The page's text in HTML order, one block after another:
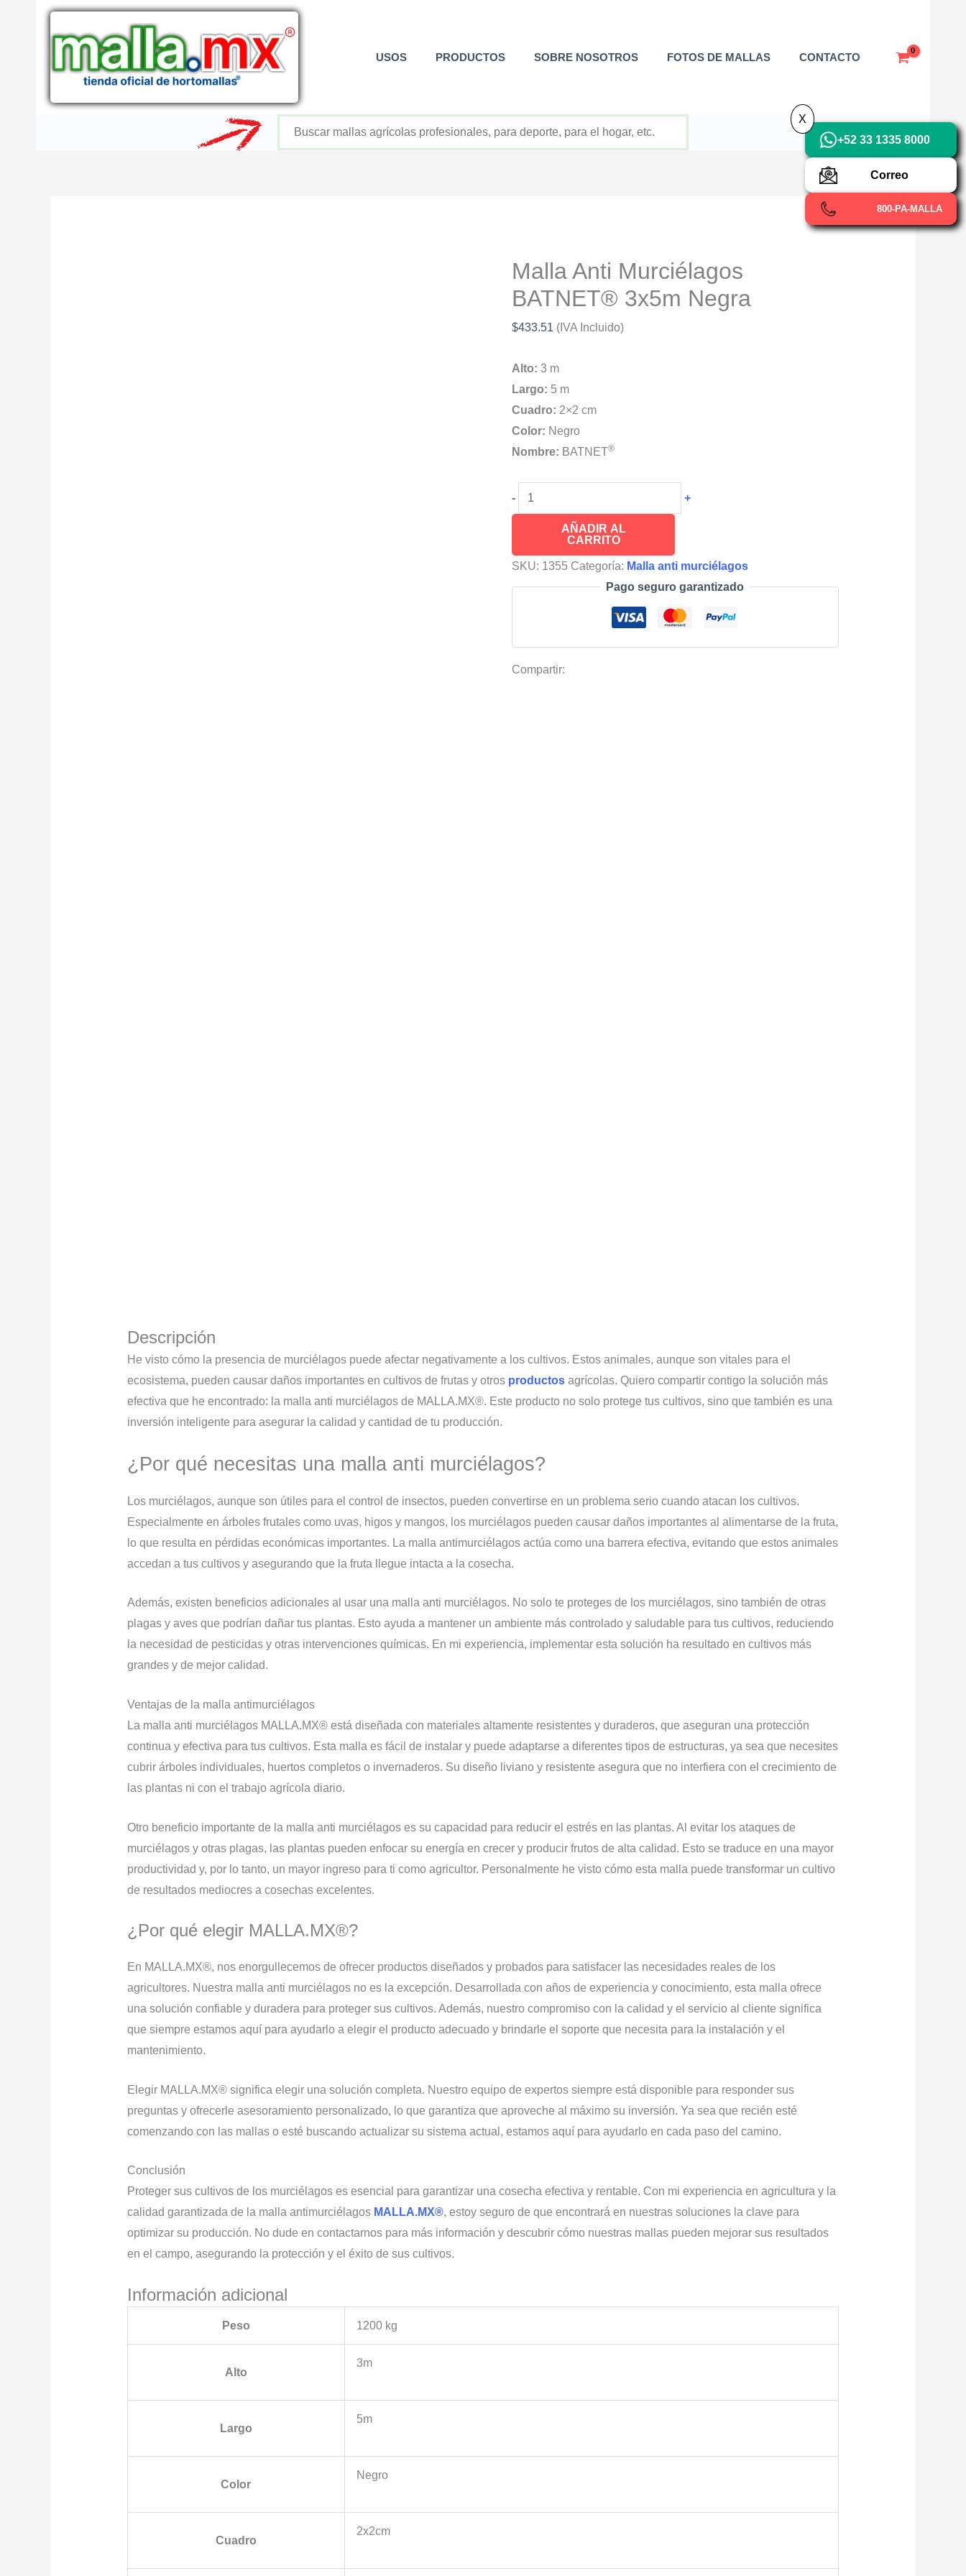
contenido
USOS PRODUCTOS SOBRE NOSOTROS FOTOS DE MALLAS CONTACTO
Malla Anti Murciélagos
BATNET® 3x5m Negra
$433.51 (IVA Incluido)
Alto: 3 m
Largo: 5 m
Cuadro: 2×2 cm
Color: Negro
Nombre: BATNET®
-
Malla
Anti
Murciélagos
BATNET®
+
AÑADIR AL
CARRITO
SKU: 1355 Categoría: Malla anti murciélagos
Pago seguro garantizado
Compartir:
Descripción
He visto cómo la presencia de murciélagos puede afectar negativamente a los cultivos. Estos animales, aunque son vitales para el
ecosistema, pueden causar daños importantes en cultivos de frutas y otros productosagrícolas. Quiero compartir contigo la solución más
efectiva que he encontrado: la malla anti murciélagos de MALLA.MX®. Este producto no solo protege tus cultivos, sino que también es una
inversión inteligente para asegurar la calidad y cantidad de tu producción.
¿Por qué necesitas una malla anti murciélagos?
Los murciélagos, aunque son útiles para el control de insectos, pueden convertirse en un problema serio cuando atacan los cultivos.
Especialmente en árboles frutales como uvas, higos y mangos, los murciélagos pueden causar daños importantes al alimentarse de la fruta,
lo que resulta en pérdidas económicas importantes. La malla antimurciélagos actúa como una barrera efectiva, evitando que estos animales
accedan a tus cultivos y asegurando que la fruta llegue intacta a la cosecha.
Además, existen beneficios adicionales al usar una malla anti murciélagos. No solo te proteges de los murciélagos, sino también de otras
plagas y aves que podrían dañar tus plantas. Esto ayuda a mantener un ambiente más controlado y saludable para tus cultivos, reduciendo
la necesidad de pesticidas y otras intervenciones químicas. En mi experiencia, implementar esta solución ha resultado en cultivos más
grandes y de mejor calidad.
Ventajas de la malla antimurciélagos
La malla anti murciélagos MALLA.MX® está diseñada con materiales altamente resistentes y duraderos, que aseguran una protección
continua y efectiva para tus cultivos. Esta malla es fácil de instalar y puede adaptarse a diferentes tipos de estructuras, ya sea que necesites
cubrir árboles individuales, huertos completos o invernaderos. Su diseño liviano y resistente asegura que no interfiera con el crecimiento de
las plantas ni con el trabajo agrícola diario.
Otro beneficio importante de la malla anti murciélagos es su capacidad para reducir el estrés en las plantas. Al evitar los ataques de
murciélagos y otras plagas, las plantas pueden enfocar su energía en crecer y producir frutos de alta calidad. Esto se traduce en una mayor
productividad y, por lo tanto, un mayor ingreso para ti como agricultor. Personalmente he visto cómo esta malla puede transformar un cultivo
de resultados mediocres a cosechas excelentes.
¿Por qué elegir MALLA.MX®?
En MALLA.MX®, nos enorgullecemos de ofrecer productos diseñados y probados para satisfacer las necesidades reales de los
agricultores. Nuestra malla anti murciélagos no es la excepción. Desarrollada con años de experiencia y conocimiento, esta malla ofrece
una solución confiable y duradera para proteger sus cultivos. Además, nuestro compromiso con la calidad y el servicio al cliente significa
que siempre estamos aquí para ayudarlo a elegir el producto adecuado y brindarle el soporte que necesita para la instalación y el
mantenimiento.
Elegir MALLA.MX® significa elegir una solución completa. Nuestro equipo de expertos siempre está disponible para responder sus
preguntas y ofrecerle asesoramiento personalizado, lo que garantiza que aproveche al máximo su inversión. Ya sea que recién esté
comenzando con las mallas o esté buscando actualizar su sistema actual, estamos aquí para ayudarlo en cada paso del camino.
Conclusión
Proteger sus cultivos de los murciélagos es esencial para garantizar una cosecha efectiva y rentable. Con mi experiencia en agricultura y la
calidad garantizada de la malla antimurciélagos MALLA.MX®, estoy seguro de que encontrará en nuestras soluciones la clave para
optimizar su producción. No dude en contactarnos para más información y descubrir cómo nuestras mallas pueden mejorar sus resultados
en el campo, asegurando la protección y el éxito de sus cultivos.
Información adicional
Peso 1200 kg
Alto
3m
Largo
5m
Color
Negro
Cuadro
2x2cm
+52 33 1335 8000
Correo
800-PA-MALLA
X